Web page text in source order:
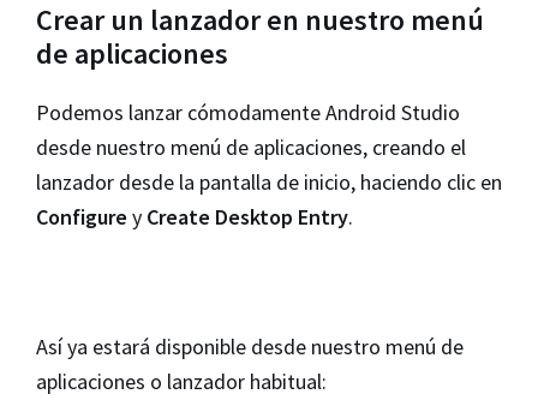
Crear un lanzador en nuestro menú
de aplicaciones
Podemos lanzar cómodamente Android Studio
desde nuestro menú de aplicaciones, creando el
lanzador desde la pantalla de inicio, haciendo clic en
Configure y Create Desktop Entry.
Así ya estará disponible desde nuestro menú de
aplicaciones o lanzador habitual: